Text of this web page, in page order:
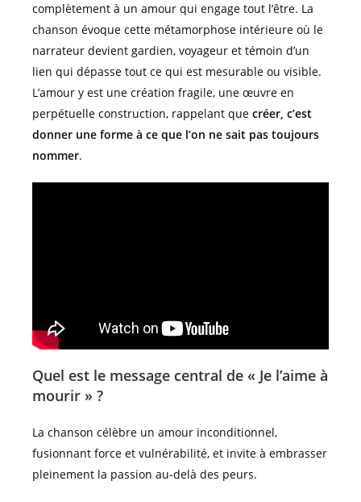
complètement à un amour qui engage tout l’être. La
chanson évoque cette métamorphose intérieure où le
narrateur devient gardien, voyageur et témoin d’un
lien qui dépasse tout ce qui est mesurable ou visible.
L’amour y est une création fragile, une œuvre en
perpétuelle construction, rappelant que créer, c’est
donner une forme à ce que l’on ne sait pas toujours
nommer.
Quel est le message central de « Je l’aime à
mourir » ?
La chanson célèbre un amour inconditionnel,
fusionnant force et vulnérabilité, et invite à embrasser
pleinement la passion au-delà des peurs.